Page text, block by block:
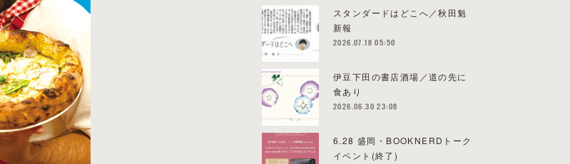
スタンダードはどこへ／秋田魁
新報
2026.07.18 05:50
伊豆下田の書店酒場／道の先に
食あり
2026.06.30 23:08
6.28 盛岡・BOOKNERDトーク
イベント(終了)